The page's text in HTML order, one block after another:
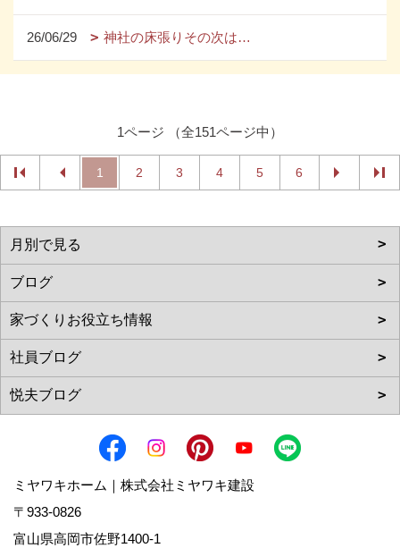
26/06/29 神社の床張りその次は…
1ページ （全151ページ中）
1 2 3 4 5 6
ミヤワキホーム｜株式会社ミヤワキ建設
〒933-0826
富山県高岡市佐野1400-1